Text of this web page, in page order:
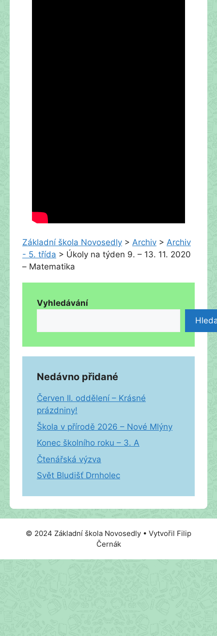
Základní škola Novosedly > Archiv > Archiv
- 5. třída > Úkoly na týden 9. – 13. 11. 2020
– Matematika
Vyhledávání
Nedávno přidané
Červen II. oddělení – Krásné
prázdniny!
Škola v přírodě 2026 – Nové Mlýny
Konec školního roku – 3. A
Čtenářská výzva
Svět Bludišť Drnholec
© 2024 Základní škola Novosedly • Vytvořil Filip
Černák